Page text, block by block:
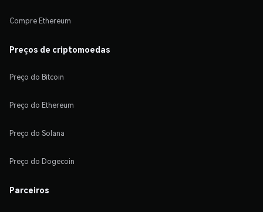
Compre Ethereum
Preços de criptomoedas
Preço do Bitcoin
Preço do Ethereum
Preço do Solana
Preço do Dogecoin
Parceiros